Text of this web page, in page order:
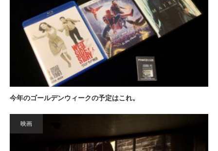
今年のゴールデンウィークの予定はこれ。
映画